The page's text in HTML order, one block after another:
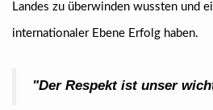
Landes zu überwinden wussten und
internationaler Ebene Erfolg haben.
"Der Respekt ist unser